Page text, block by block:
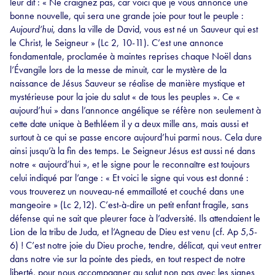
bonne nouvelle, qui sera une grande joie pour tout le peuple :
Aujourd’hui, dans la ville de David, vous est né un Sauveur qui est
le Christ, le Seigneur » (Lc 2, 10-11). C’est une annonce
fondamentale, proclamée à maintes reprises chaque Noël dans
l’Évangile lors de la messe de minuit, car le mystère de la
naissance de Jésus Sauveur se réalise de manière mystique et
mystérieuse pour la joie du salut « de tous les peuples ». Ce «
aujourd’hui » dans l’annonce angélique se réfère non seulement à
cette date unique à Bethléem il y a deux mille ans, mais aussi et
surtout à ce qui se passe encore aujourd’hui parmi nous. Cela dure
ainsi jusqu’à la fin des temps. Le Seigneur Jésus est aussi né dans
notre « aujourd’hui », et le signe pour le reconnaître est toujours
celui indiqué par l’ange : « Et voici le signe qui vous est donné :
vous trouverez un nouveau-né emmailloté et couché dans une
mangeoire » (Lc 2,12). C’est-à-dire un petit enfant fragile, sans
défense qui ne sait que pleurer face à l’adversité. Ils attendaient le
Lion de la tribu de Juda, et l’Agneau de Dieu est venu (cf. Ap 5,5-
6) ! C’est notre joie du Dieu proche, tendre, délicat, qui veut entrer
dans notre vie sur la pointe des pieds, en tout respect de notre